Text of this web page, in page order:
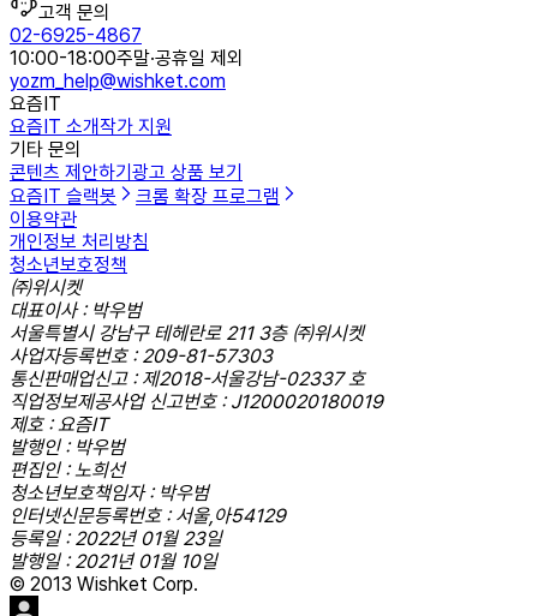
고객 문의
02-6925-4867
10:00-18:00주말·공휴일 제외
yozm_help@wishket.com
요즘IT
요즘IT 소개작가 지원
기타 문의
콘텐츠 제안하기 광고 상품 보기
요즘IT 슬랙봇
크롬 확장 프로그램
이용약관
개인정보 처리방침
청소년보호정책
㈜위시켓
대표이사 : 박우범
서울특별시 강남구 테헤란로 211 3층 ㈜위시켓
사업자등록번호 : 209-81-57303
통신판매업신고 : 제2018-서울강남-02337 호
직업정보제공사업 신고번호 : J1200020180019
제호 : 요즘IT
발행인 : 박우범
편집인 : 노희선
청소년보호책임자 : 박우범
인터넷신문등록번호 : 서울,아54129
등록일 : 2022년 01월 23일
발행일 : 2021년 01월 10일
© 2013 Wishket Corp.